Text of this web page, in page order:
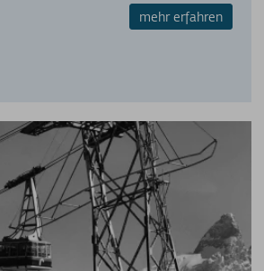
mehr erfahren